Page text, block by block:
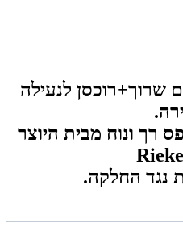
עם שרוך+רוכסן לנעילה
רך ונוח מבית היוצר
נגד החלקה.